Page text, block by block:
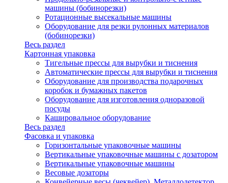
машины (бобинорезки)
Ротационные высекальные машины
Оборудование для резки рулонных материалов
(бобинорезки)
Весь раздел
Картонная упаковка
Тигельные прессы для вырубки и тиснения
Автоматические прессы для вырубки и тиснения
Оборудование для производства подарочных
коробок и бумажных пакетов
Оборудование для изготовления одноразовой
посуды
Кашировальное оборудование
Весь раздел
Фасовка и упаковка
Горизонтальные упаковочные машины
Вертикальные упаковочные машины с дозатором
Вертикальные упаковочные машины
Весовые дозаторы